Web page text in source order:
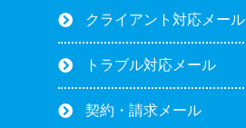
クライアント対応メール
トラブル対応メール
契約・請求メール